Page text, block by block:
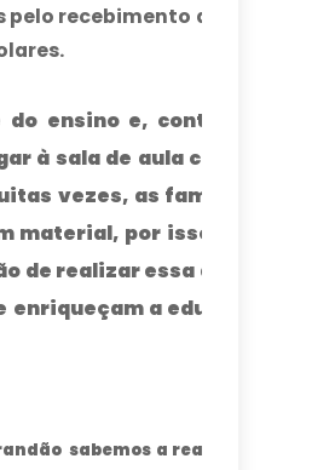
recebimento do material
ensino e, contribuir para
à sala de aula com seu
vezes, as famílias não
por isso, agradeço
de realizar essa ação junto
a educação de
sabemos a realidade do